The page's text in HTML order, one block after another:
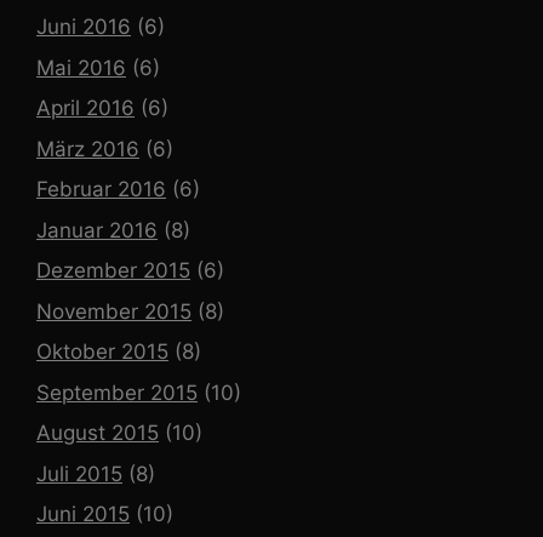
Juni 2016 (6)
Mai 2016 (6)
April 2016 (6)
März 2016 (6)
Februar 2016 (6)
Januar 2016 (8)
Dezember 2015 (6)
November 2015 (8)
Oktober 2015 (8)
September 2015 (10)
August 2015 (10)
Juli 2015 (8)
Juni 2015 (10)